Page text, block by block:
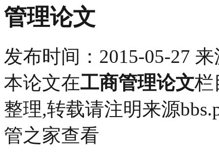
管理论文
发布时间： 2015-05-27 来
本论文在工商管理论文栏
整理,转载请注明来源
管之家查看